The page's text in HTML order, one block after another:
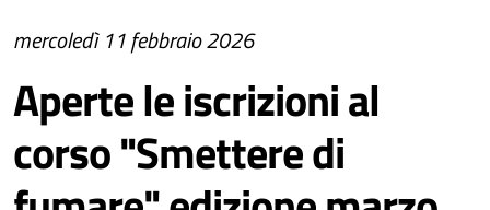
mercoledì 11 febbraio 2026
Aperte le iscrizioni al
corso "Smettere di